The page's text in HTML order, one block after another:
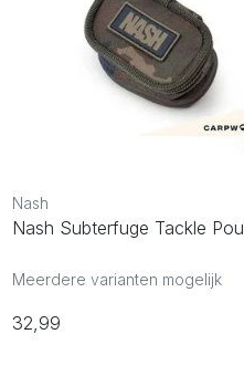
Nash
Nash Subterfuge Tackle
Meerdere varianten mogelijk
32,99